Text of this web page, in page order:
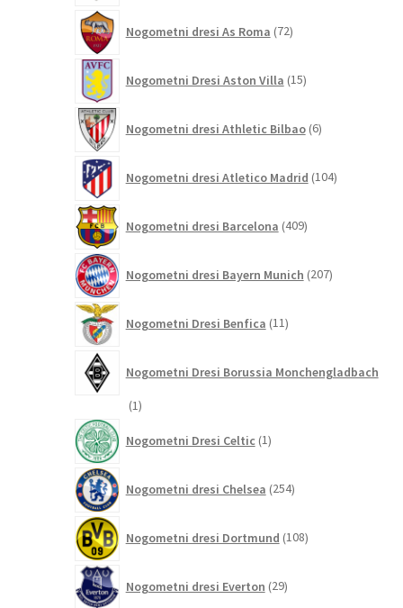
Nogometni dresi As Roma 72izdelkov
Nogometni Dresi Aston Villa 15izdelkov
Nogometni dresi Athletic Bilbao 6izdelkov
Nogometni dresi Atletico Madrid 104izdelki
Nogometni dresi Barcelona 409izdelkov
Nogometni dresi Bayern Munich 207izdelkov
Nogometni Dresi Benfica 11izdelkov
Nogometni Dresi Borussia Monchengladbach
11
Nogometni Dresi Celtic 1izdelek
Nogometni dresi Chelsea 254izdelkov
Nogometni dresi Dortmund 108izdelkov
Nogometni dresi Everton 29izdelkov